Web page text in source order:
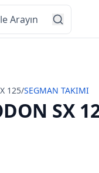
125/SEGMAN TAKIMI
SX